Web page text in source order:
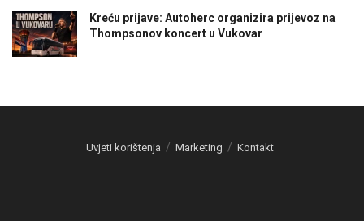
Kreću prijave: Autoherc organizira prijevoz na
Thompsonov koncert u Vukovar
Uvjeti korištenja Marketing Kontakt